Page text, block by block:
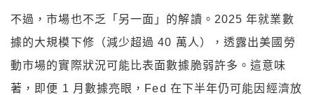
不過，市場也不乏「另一面」的解讀。2025 年就業數
據的大規模下修（減少超過 40 萬人），透露出美國勞
動市場的實際狀況可能比表面數據脆弱許多。這意味
著，即便 1 月數據亮眼，Fed 在下半年仍可能因經濟放